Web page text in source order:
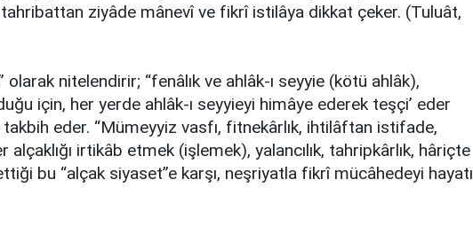
ziyâde mânevî ve fikrî istilâya dikkat çeker. (Tuluât,
olarak nitelendirir; “fenâlık ve ahlâk-ı seyyie (kötü ahlâk),
için, her yerde ahlâk-ı seyyieyi himâye ederek teşçi’ eder
takbih eder. “Mümeyyiz vasfı, fitnekârlık, ihtilâftan istifade,
irtikâb etmek (işlemek), yalancılık, tahripkârlık, hâriçte
bu “alçak siyaset”e karşı, neşriyatla fikrî mücâhedeyi hayatı